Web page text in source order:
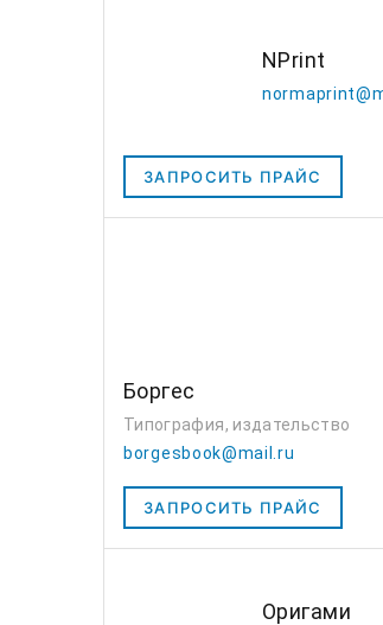
NPrint
ЗАПРОСИТЬ ПРАЙС
Боргес
Типография, издательство
borgesbook@mail.ru
ЗАПРОСИТЬ ПРАЙС
Оригами